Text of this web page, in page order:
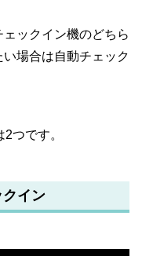
ックイン機のどちら
場合は自動チェック
つです。
イン